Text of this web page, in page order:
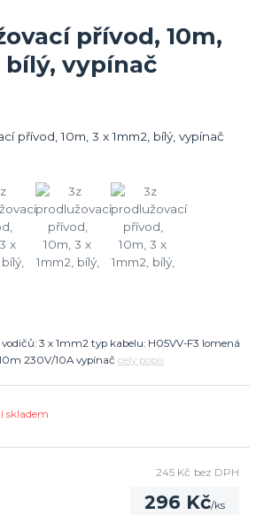
přívod, 10m,
bílý, vypínač
3 x 1mm2 typ kabelu: H05VV-F3 lomená
230V/10A vypínač celý popis
skladem
296 Kč/ks
245 Kč bez DPH